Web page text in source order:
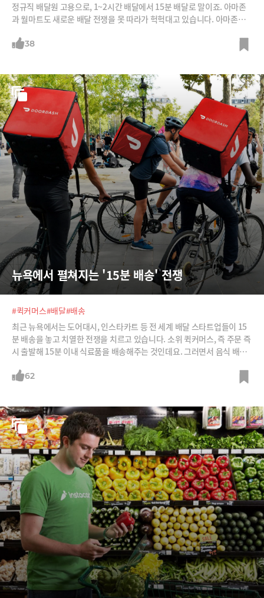
정규직 배달원 고용으로, 1~2시간 배달에서 15분 배달로 말이죠. 아마존
과 월마트도 새로운 배달 전쟁을 못 따라가 헉헉대고 있습니다. 아마존의
트업들이 15분 배달을 놓고 전쟁을 벌이고 있습니다. 신배달 전쟁의 양상
38
뉴욕에서 펼쳐지는 '15분 배송' 전쟁
#퀵커머스#배달#배송
최근 뉴욕에서는 도어대시, 인스타카트 등 전 세계 배달 스타트업들이 15
분 배송을 놓고 치열한 전쟁을 치르고 있습니다. 소위 퀵커머스, 즉 주문 즉
시 출발해 15분 이내 식료품을 배송해주는 것인데요. 그러면서 음식 배달
곳곳에 만들고, 상품 중개가 아니라 생산자한테서 물건 떼놓고 있다가 배
62